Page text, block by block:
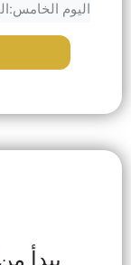
اليوم
يبدأ